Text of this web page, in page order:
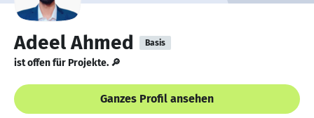
Adeel Ahmed Basis
ist offen für Projekte. 🔎
Ganzes Profil ansehen